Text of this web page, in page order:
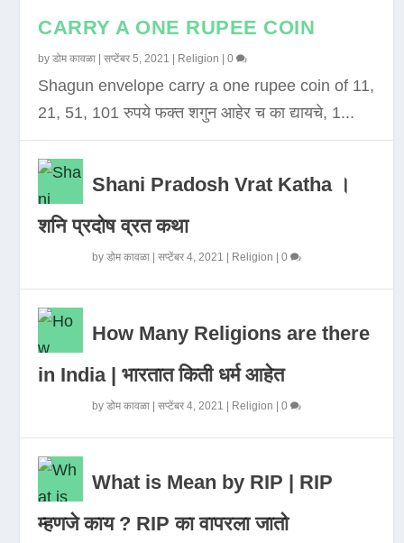
CARRY A ONE RUPEE COIN
byडोम कावळा |सप्टेंबर 5, 2021 Religion |0
Shagun envelope carry a one rupee coin of 11,
21, 51, 101 रुपये फक्त शगुन आहेर च का द्यायचे, 1...
Shani Pradosh Vrat Katha ।
शनि प्रदोष व्रत कथा
byडोम कावळा |सप्टेंबर 4, 2021 Religion |0
How Many Religions are there
in India | भारतात किती धर्म आहेत
byडोम कावळा |सप्टेंबर 4, 2021 Religion |0
What is Mean by RIP | RIP
म्हणजे काय ? RIP का वापरला जातो